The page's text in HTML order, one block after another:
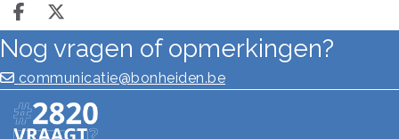
Deel op facebook
Deel op X
Nog vragen of opmerkingen?
communicatie@bonheiden.be